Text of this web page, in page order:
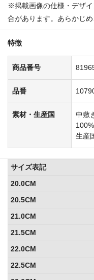
※掲載画像の仕様・デザ
合があります。あらかじめ
特徴
商品番号
品番
素材・生産国
中敷
生産
サイズ表記
20.0CM
20.5CM
21.0CM
21.5CM
22.0CM
22.5CM